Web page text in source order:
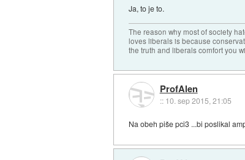
Ja, to je to.
The reason why most of society
loves liberals is because
the truth and liberals comfort you
ProfAlen
:: 10. sep 2015, 21:05
Na obeh piše pci3 ...bi poslikal